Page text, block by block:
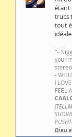
étant
trucs
tout
"-
your
-
I
FEEL
Dieu